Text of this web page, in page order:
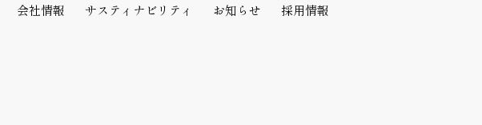
会社情報 サスティナビリティ お知らせ 採用情報